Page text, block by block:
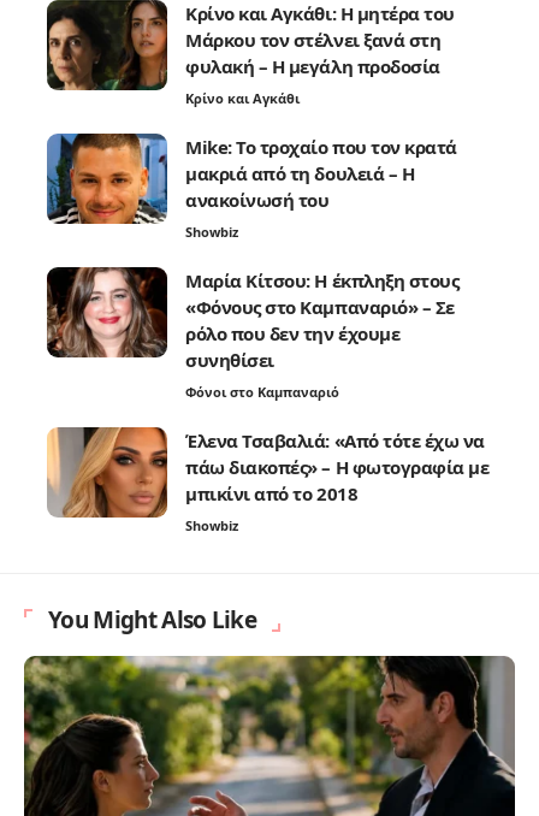
Κρίνο και Αγκάθι: Η μητέρα του
Μάρκου τον στέλνει ξανά στη
φυλακή – Η μεγάλη προδοσία
Κρίνο και Αγκάθι
Mike: Το τροχαίο που τον κρατά
μακριά από τη δουλειά – Η
ανακοίνωσή του
Showbiz
Μαρία Κίτσου: Η έκπληξη στους
«Φόνους στο Καμπαναριό» – Σε
ρόλο που δεν την έχουμε
συνηθίσει
Φόνοι στο Καμπαναριό
Έλενα Τσαβαλιά: «Από τότε έχω να
πάω διακοπές» – Η φωτογραφία με
μπικίνι από το 2018
Showbiz
You Might Also Like